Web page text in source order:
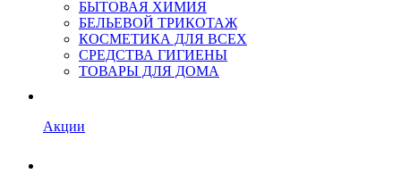
БЫТОВАЯ ХИМИЯ
БЕЛЬЕВОЙ ТРИКОТАЖ
КОСМЕТИКА ДЛЯ ВСЕХ
СРЕДСТВА ГИГИЕНЫ
ТОВАРЫ ДЛЯ ДОМА
Акции